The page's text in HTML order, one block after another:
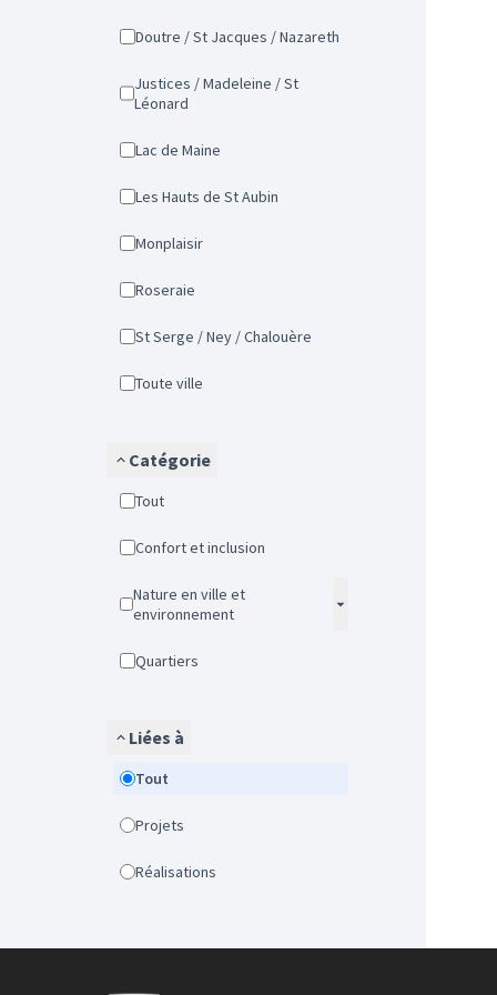
Doutre / St Jacques / Nazareth
Justices / Madeleine / St
Léonard
Lac de Maine
Les Hauts de St Aubin
Monplaisir
Roseraie
St Serge / Ney / Chalouère
Toute ville
Catégorie
Tout
Confort et inclusion
Nature en ville et
environnement
Quartiers
Liées à
Tout
Projets
Réalisations